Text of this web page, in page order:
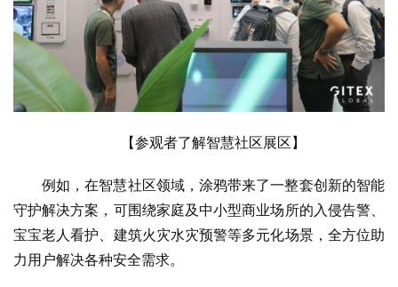
【参观者了解智慧社区展区】
例如，在智慧社区领域，涂鸦带来了一整套创新的智能
守护解决方案，可围绕家庭及中小型商业场所的入侵告警、
宝宝老人看护、建筑火灾水灾预警等多元化场景，全方位助
力用户解决各种安全需求。